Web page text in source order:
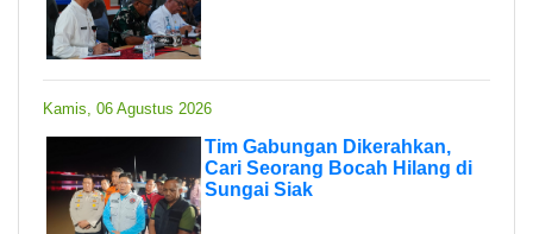
Kamis, 06 Agustus 2026
Tim Gabungan Dikerahkan,
Cari Seorang Bocah Hilang di
Sungai Siak